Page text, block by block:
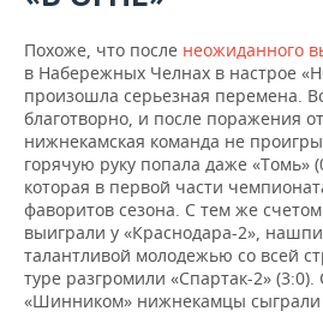
ФИГУРНОЕ КАТАНИЕ
ВОДНЫЕ ВИДЫ СПОРТА
ХОККЕЙ С МЯЧОМ
МЕДИЦИНА
ОБРАЗОВАНИЕ
ПРОИСШЕСТВИЯ
Похоже, что после неожиданного
в Набережных Челнах в настрое
произошла серьезная перемена.
благотворно, и после поражения
нижнекамская команда не
горячую руку попала даже «Томь»
которая в первой части
фаворитов сезона. С тем же
выиграли у «Краснодара-2»,
талантливой молодежью со всей
туре разгромили «Спартак-2»
«Шинником» нижнекамцы сыграли